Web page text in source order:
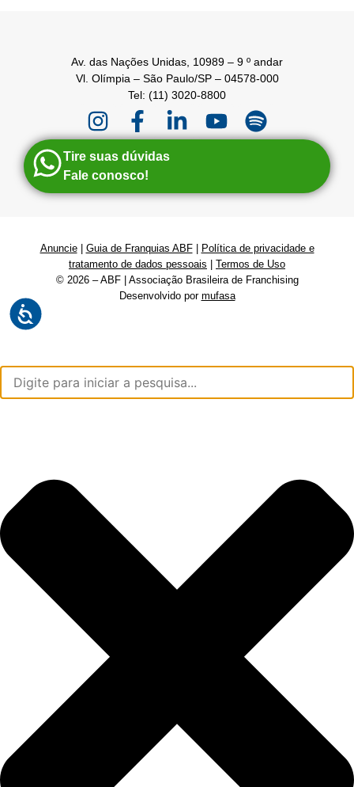
Av. das Nações Unidas, 10989 – 9 º andar
Vl. Olímpia – São Paulo/SP – 04578-000
Tel: (11) 3020-8800
Tire suas dúvidas
Fale conosco!
Anuncie| Guia de Franquias ABF|
Política de privacidade e
tratamento de dados pessoais
Termos de Uso
© 2026 – ABF | Associação Brasileira de Franchising
Desenvolvido por mufasa